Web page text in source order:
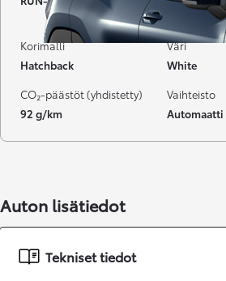
Korimalli
Hatchback
Väri
White
CO₂-päästöt (yhdistetty)
92 g/km
Vaihteisto
Automaatti
Auton lisätiedot
Tekniset tiedot